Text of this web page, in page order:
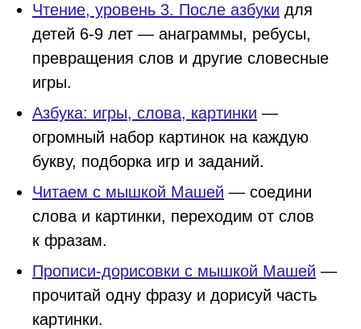
Чтение, уровень 3. После азбуки для
детей 6-9 лет — анаграммы, ребусы,
превращения слов и другие словесные
игры.
Азбука: игры, слова, картинки —
огромный набор картинок на каждую
букву, подборка игр и заданий.
Читаем с мышкой Машей — соедини
слова и картинки, переходим от слов
к фразам.
Прописи-дорисовки с мышкой Машей —
прочитай одну фразу и дорисуй часть
картинки.